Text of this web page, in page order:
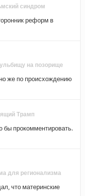
синдром
реформ в
на позорище
же по происхождению
Трамп
бы прокомментировать.
для регионализма
что материнские